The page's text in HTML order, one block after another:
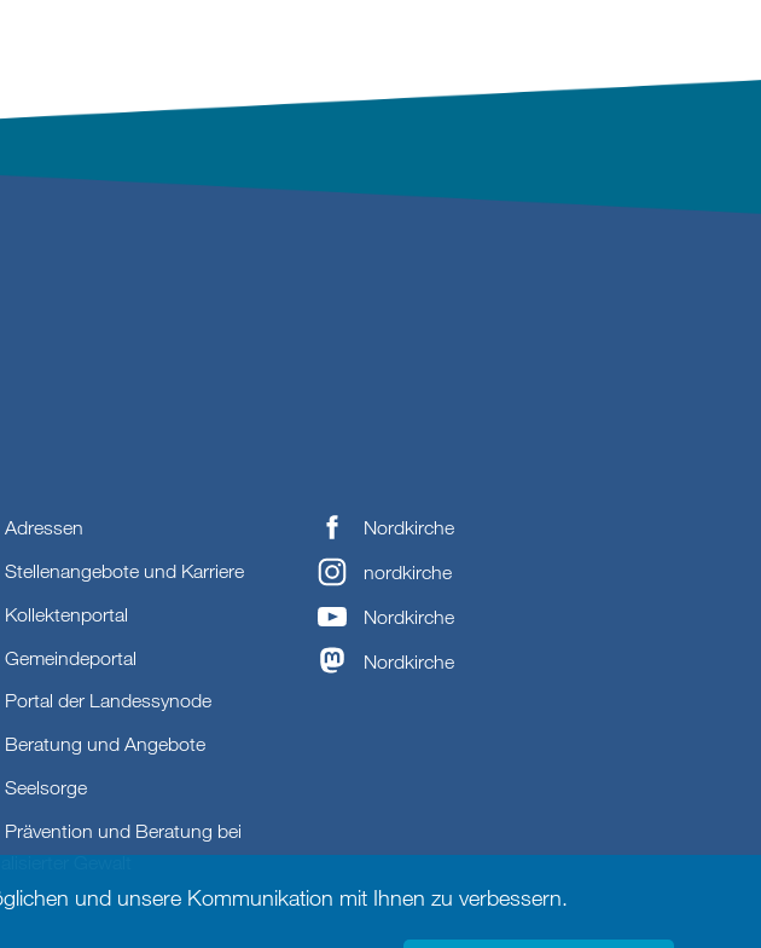
Adressen
Stellenangebote und Karriere
Kollektenportal
Gemeindeportal
Portal der Landessynode
Beratung und Angebote
Seelsorge
Prävention und Beratung bei
Gewalt
Nordkirche
nordkirche
Nordkirche
Nordkirche
und unsere Kommunikation mit Ihnen zu verbessern.